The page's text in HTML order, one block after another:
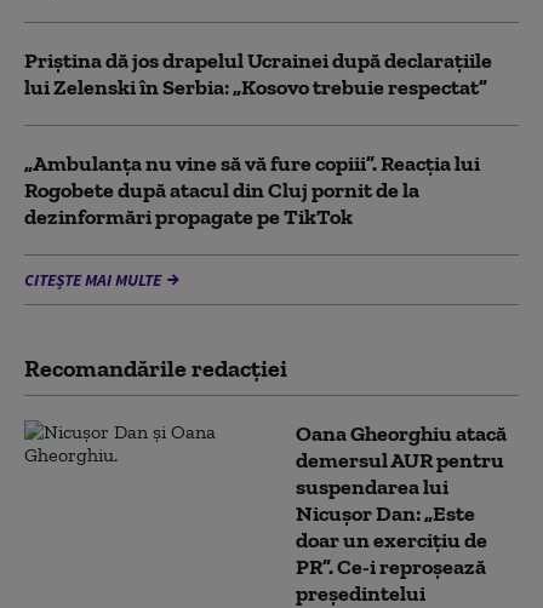
Priștina dă jos drapelul Ucrainei după declarațiile
lui Zelenski în Serbia: „Kosovo trebuie respectat”
„Ambulanța nu vine să vă fure copiii”. Reacția lui
Rogobete după atacul din Cluj pornit de la
dezinformări propagate pe TikTok
CITEȘTE MAI MULTE
Recomandările redacţiei
Oana Gheorghiu atacă
demersul AUR pentru
suspendarea lui
Nicușor Dan: „Este
doar un exercițiu de
PR”. Ce-i reproșează
președintelui